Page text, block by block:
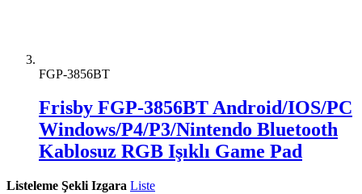
FGP-3856BT
Frisby FGP-3856BT Android/IOS/PC
Windows/P4/P3/Nintendo Bluetooth
Kablosuz RGB Işıklı Game Pad
Listeleme Şekli Izgara Liste